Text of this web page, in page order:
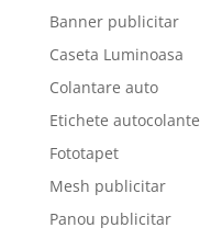
Banner publicitar
Caseta Luminoasa
Colantare auto
Etichete autocolante
Fototapet
Mesh publicitar
Panou publicitar